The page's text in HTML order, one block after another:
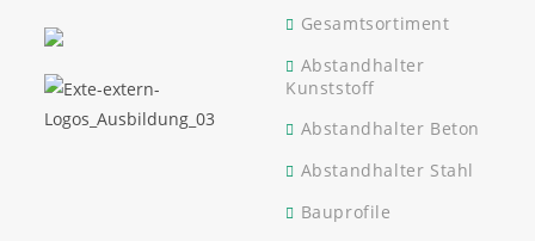
Gesamtsortiment
Abstandhalter
Kunststoff
Abstandhalter Beton
Abstandhalter Stahl
Bauprofile